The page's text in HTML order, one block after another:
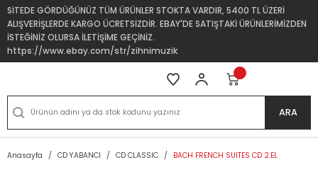
SİTEDE GÖRDÜĞÜNÜZ TÜM ÜRÜNLER STOKTA VARDIR, 5400 TL ÜZERİ
ALIŞVERİŞLERDE KARGO ÜCRETSİZDİR. EBAY'DE SATIŞTAKİ ÜRÜNLERİMİZDEN
İSTEĞİNİZ OLURSA İLETİŞİME GEÇİNİZ.
https://www.ebay.com/str/zihnimuzik
ARA
Anasayfa CD YABANCI CD CLASSIC BACH FRENCH SUITES CD 2.EL